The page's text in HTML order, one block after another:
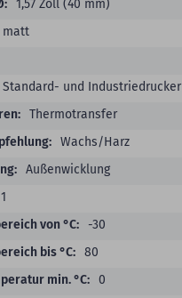
1,57 Zoll (40 mm)
matt
Standard- und Industriedrucker
Thermotransfer
Wachs/Harz
Außenwicklung
1
-30
80
0